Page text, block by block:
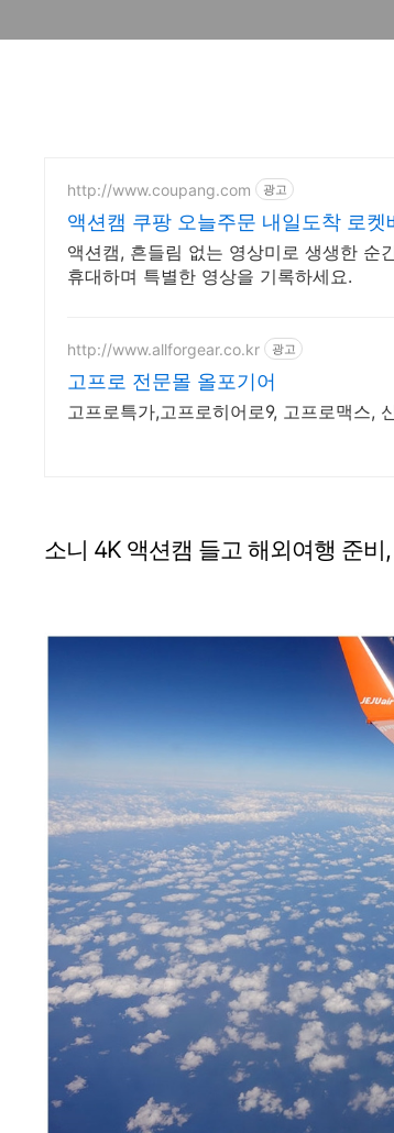
http://www.coupang.com 광고
액션캠 쿠팡 오늘주문 내일도착 로켓
액션캠, 흔들림 없는 영상미로 생생한 순
휴대하며 특별한 영상을 기록하세요.
http://www.allforgear.co.kr 광고
고프로 전문몰 올포기어
고프로특가,고프로히어로9, 고프로맥스,
소니 4K 액션캠 들고 해외여행 준비